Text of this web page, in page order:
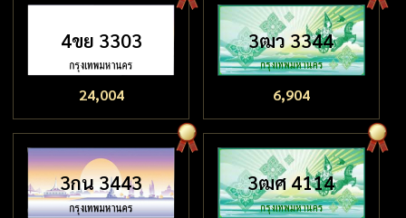
4ขย 3303
24,004
3ฒว 3344
6,904
3กน 3443 3ฒศ 4114